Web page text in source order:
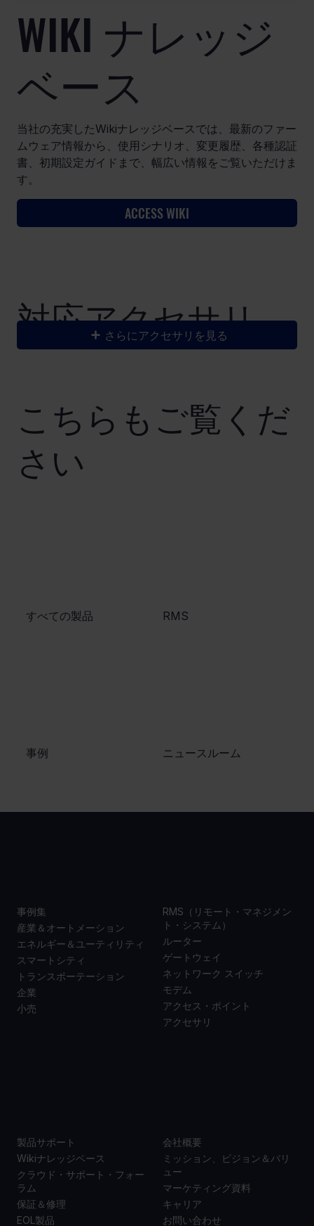
WIKI ナレッジ
ベース
当社の充実したWikiナレッジベースでは、最新のファー
ムウェア情報から、使用シナリオ、変更履歴、各種認証
書、初期設定ガイドまで、幅広い情報をご覧いただけま
す。
ACCESS WIKI
​対応アクセサリ
さらにアクセサリを見る
こちらもご覧くだ
さい
​すべての製品 ​RMS
​事例 ニュースルーム
事例集
産業＆オートメーション
エネルギー＆ユーティリティ
スマートシティ
トランスポーテーション
企業
小売
RMS（リモート・マネジメン
ト・システム）
ルーター
ゲートウェイ
ネットワーク スイッチ
モデム
アクセス・ポイント
アクセサリ
製品サポート
Wikiナレッジベース
クラウド・サポート・フォー
ラム
保証＆修理
EOL製品
会社概要
ミッション、ビジョン＆バリ
ュー
マーケティング資料
キャリア
お問い合わせ